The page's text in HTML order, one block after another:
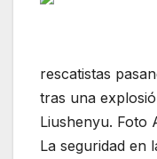
rescatistas
tras una
Liushenyu. Foto
La seguridad en